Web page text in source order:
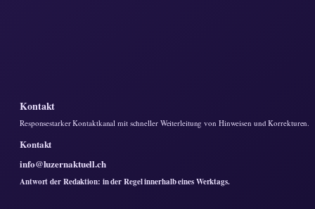
Kontakt
Responsestarker Kontaktkanal mit schneller Weiterleitung von Hinweisen und Korrekturen.
Kontakt
info@luzernaktuell.ch
Antwort der Redaktion: in der Regel innerhalb eines Werktags.